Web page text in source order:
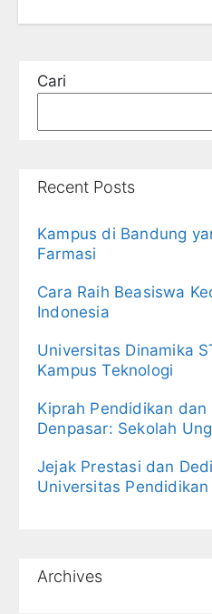
Cari
Recent Posts
Kampus di Bandung
Farmasi
Cara Raih Beasiswa
Indonesia
Universitas Dinamika
Kampus Teknologi
Kiprah Pendidikan dan
Denpasar: Sekolah
Jejak Prestasi dan
Universitas
Archives